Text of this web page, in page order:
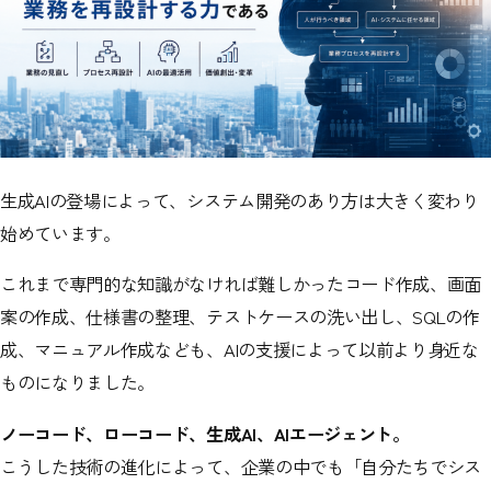
生成AIの登場によって、システム開発のあり方は大きく変わり
始めています。
これまで専門的な知識がなければ難しかったコード作成、画面
案の作成、仕様書の整理、テストケースの洗い出し、SQLの作
成、マニュアル作成なども、AIの支援によって以前より身近な
ものになりました。
ノーコード、ローコード、生成AI、AIエージェント。
こうした技術の進化によって、企業の中でも「自分たちでシス